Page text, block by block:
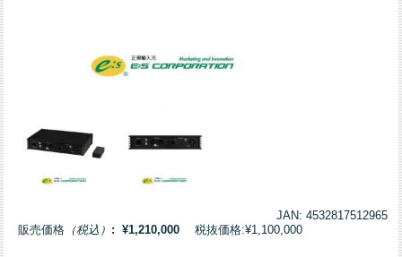
JAN: 4532817512965
販売価格 （税込） : ¥1,210,000 税抜価格:¥1,100,000